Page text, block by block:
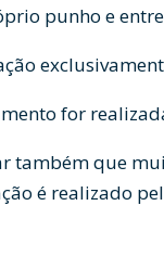
punho e
for
também que
é realizado